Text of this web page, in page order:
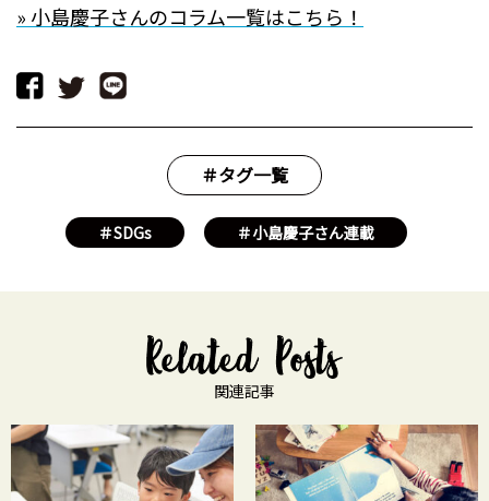
» 小島慶子さんのコラム一覧はこちら！
＃タグ一覧
＃SDGs ＃小島慶子さん連載
関連記事